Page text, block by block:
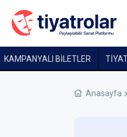
KAMPANYALI BİLETLER
Anasayfa